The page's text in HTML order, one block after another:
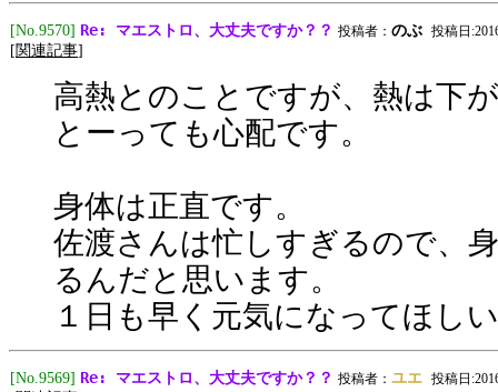
[No.9570] Re: マエストロ、大丈夫ですか？？ 投稿者： のぶ 投稿日
[関連記事]
高熱とのことですが、熱は下
とーっても心配です。
身体は正直です。
佐渡さんは忙しすぎるので、
るんだと思います。
１日も早く元気になってほし
[No.9569] Re: マエストロ、大丈夫ですか？？ 投稿者： ユエ 投稿日